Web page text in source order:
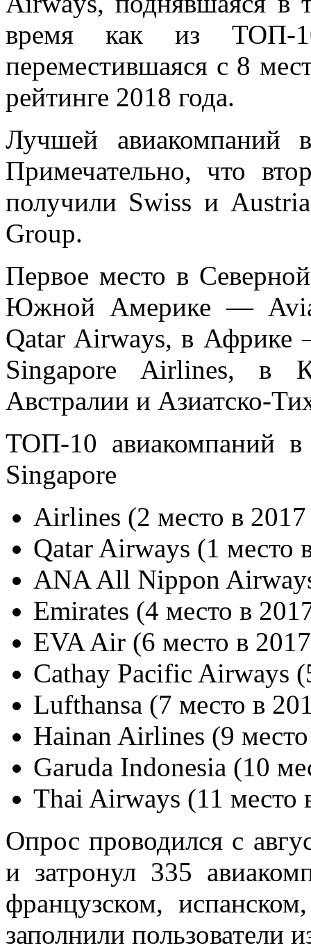
время как из ТОП-
переместившаяся с 8
рейтинге 2018 года.
Лучшей авиакомпаний
Примечательно, что
получили Swiss и
Group.
Первое место в
Южной Америке —
Qatar Airways, в
Singapore Airlines, в
Австралии и Азиатско-
ТОП-10 авиакомпаний
Singapore
Airlines (2 место в 2017
Qatar Airways (1 место
ANA All Nippon
Emirates (4 место в
EVA Air (6 место в
Cathay Pacific Airways
Lufthansa (7 место в
Hainan Airlines (9
Garuda Indonesia (10
Thai Airways (11 место
Опрос проводился с
и затронул 335
французском,
заполнили пользователи